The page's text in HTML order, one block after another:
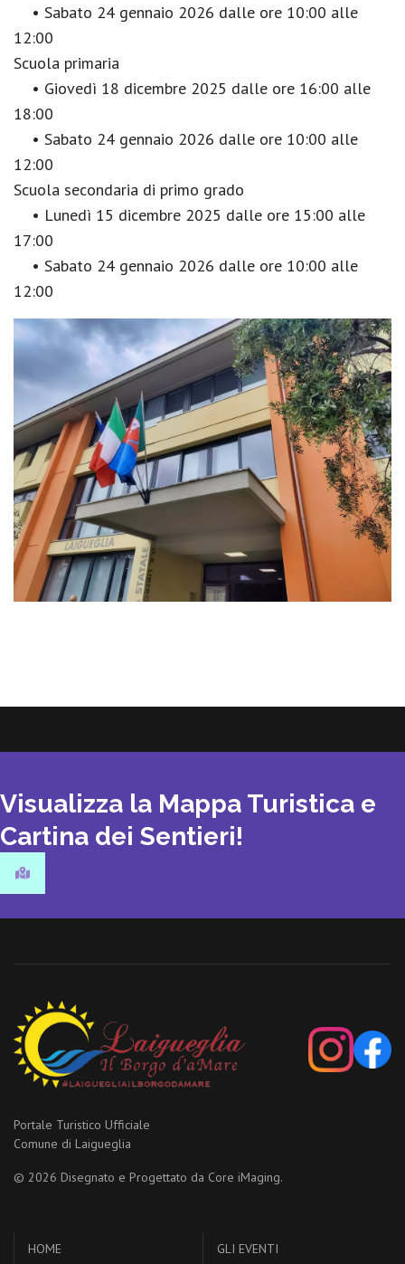
• Sabato 24 gennaio 2026 dalle ore 10:00 alle
12:00
Scuola primaria
• Giovedì 18 dicembre 2025 dalle ore 16:00 alle
18:00
• Sabato 24 gennaio 2026 dalle ore 10:00 alle
12:00
Scuola secondaria di primo grado
• Lunedì 15 dicembre 2025 dalle ore 15:00 alle
17:00
• Sabato 24 gennaio 2026 dalle ore 10:00 alle
12:00
Visualizza la Mappa Turistica e
Cartina dei Sentieri!
Portale Turistico Ufficiale
Comune di Laigueglia
© 2026 Disegnato e Progettato da Core iMaging.
HOME GLI EVENTI